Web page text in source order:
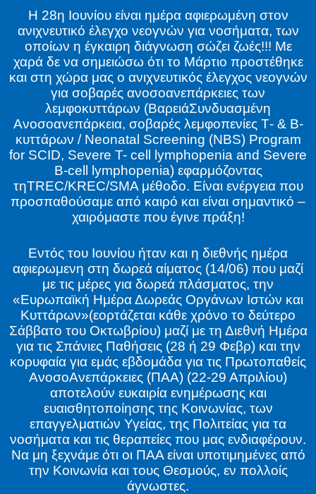
Η 28η Ιουνίου είναι ημέρα αφιερωμένη στον
ανιχνευτικό έλεγχο νεογνών για νοσήματα, των
οποίων η έγκαιρη διάγνωση σώζει ζωές!!! Με
χαρά δε να σημειώσω ότι το Μάρτιο προστέθηκε
και στη χώρα μας ο ανιχνευτικός έλεγχος νεογνών
για σοβαρές ανοσοανεπάρκειες των
λεμφοκυττάρων (ΒαρειάΣυνδυασμένη
Ανοσοανεπάρκεια, σοβαρές λεμφοπενίες Τ- & Β-
κυττάρων / Neonatal Screening (NBS) Program
for SCID, Severe T- cell lymphopenia and Severe
B-cell lymphopenia) εφαρμόζοντας
τηTREC/KREC/SMA μέθοδο. Είναι ενέργεια που
προσπαθούσαμε από καιρό και είναι σημαντικό –
χαιρόμαστε που έγινε πράξη!
Εντός του Ιουνίου ήταν και η διεθνής ημέρα
αφιερωμενη στη δωρεά αίματος (14/06) που μαζί
με τις μέρες για δωρεά πλάσματος, την
«Ευρωπαϊκή Ημέρα Δωρεάς Οργάνων Ιστών και
Κυττάρων»(εορτάζεται κάθε χρόνο το δεύτερο
Σάββατο του Οκτωβρίου) μαζί με τη Διεθνή Ημέρα
για τις Σπάνιες Παθήσεις (28 ή 29 Φεβρ) και την
κορυφαία για εμάς εβδομάδα για τις Πρωτοπαθείς
ΑνοσοΑνεπάρκειες (ΠΑΑ) (22-29 Απριλίου)
αποτελούν ευκαιρία ενημέρωσης και
ευαισθητοποίησης της Κοινωνίας, των
επαγγελματιών Υγείας, της Πολιτείας για τα
νοσήματα και τις θεραπείες που μας ενδιαφέρουν.
Να μη ξεχνάμε ότι οι ΠΑΑ είναι υποτιμημένες από
την Κοινωνία και τους Θεσμούς, εν πολλοίς
άγνωστες.